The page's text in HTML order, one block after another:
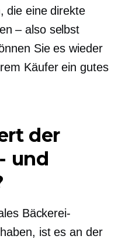
die eine direkte
– alsoselbst
Sie es wieder
Käufer ein gutes
der
und
Bäckerei-
ist es an der